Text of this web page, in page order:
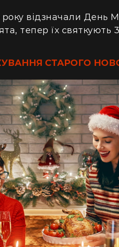
відзначали День
тепер їх святкують
СТАРОГО